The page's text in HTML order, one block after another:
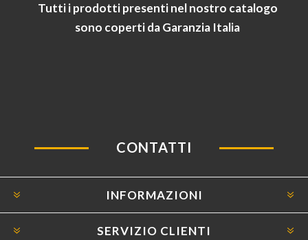
Tutti i prodotti presenti nel nostro catalogo
sono coperti da Garanzia Italia
CONTATTI
INFORMAZIONI
SERVIZIO CLIENTI